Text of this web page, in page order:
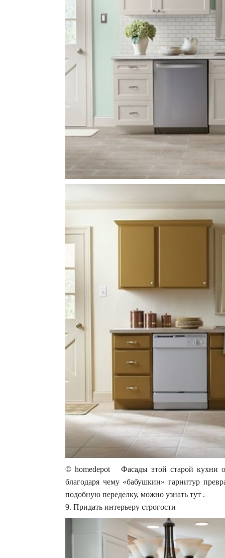
© homedepot Фасады этой старой кухни
благодаря чему «бабушкин» гарнитур
подобную переделку, можно узнать тут .
9. Придать интерьеру строгости